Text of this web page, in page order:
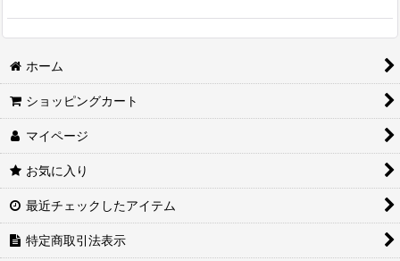
ホーム
ショッピングカート
マイページ
お気に入り
最近チェックしたアイテム
特定商取引法表示